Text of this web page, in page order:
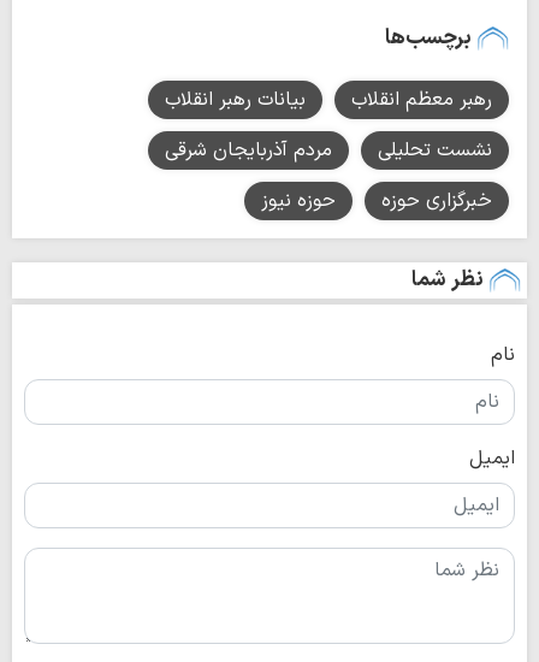
برچسب‌ها
رهبر معظم انقلاب
بیانات رهبر انقلاب
نشست تحلیلی
مردم آذربایجان شرقی
خبرگزاری حوزه
حوزه نیوز
نظر شما
نام
ایمیل